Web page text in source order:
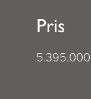
Pris
5.395.000